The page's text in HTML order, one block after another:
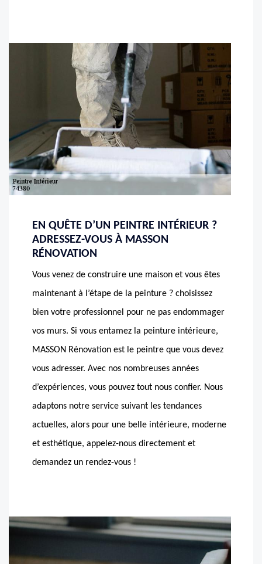
EN QUÊTE D’UN PEINTRE INTÉRIEUR ?
ADRESSEZ-VOUS À MASSON
RÉNOVATION
Vous venez de construire une maison et vous êtes
maintenant à l’étape de la peinture ? choisissez
bien votre professionnel pour ne pas endommager
vos murs. Si vous entamez la peinture intérieure,
MASSON Rénovation est le peintre que vous devez
vous adresser. Avec nos nombreuses années
d’expériences, vous pouvez tout nous confier. Nous
adaptons notre service suivant les tendances
actuelles, alors pour une belle intérieure, moderne
et esthétique, appelez-nous directement et
demandez un rendez-vous !